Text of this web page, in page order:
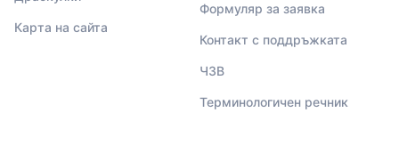
Карта на сайта
Формуляр за заявка
Контакт с поддръжката
ЧЗВ
Терминологичен речник